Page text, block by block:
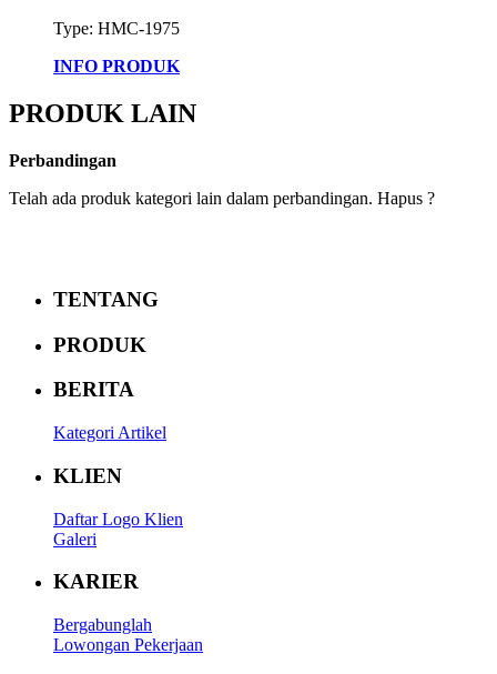
Type: HMC-1975
INFO PRODUK
PRODUK LAIN
Perbandingan
Telah ada produk kategori lain dalam perbandingan. Hapus ?
TENTANG
PRODUK
BERITA
Kategori Artikel
KLIEN
Daftar Logo Klien
Galeri
KARIER
Bergabunglah
Lowongan Pekerjaan